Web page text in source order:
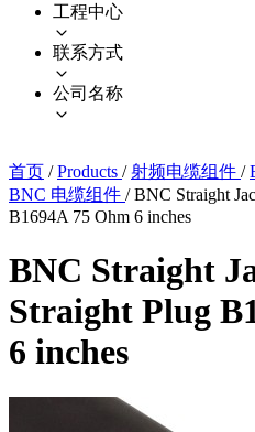
工程中心
联系方式
公司名称
首页 / Products / 射频电缆组件 /
BNC 电缆组件 / BNC Straight
B1694A 75 Ohm 6 inches
BNC Straight
Straight Plug
6 inches